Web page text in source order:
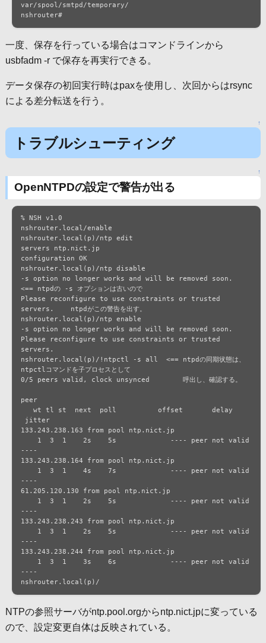
var/spool/smtpd/temporary/
nshrouter#
一度、保存を行っている場合はコマンドラインから
usbfadm -r で保存を再実行できる。
データ保存の初回実行時はpaxを使用し、次回からはrsync
による差分転送を行う。
↑
トラブルシューティング
↑
OpenNTPDの設定で警告が出る
% NSH v1.0
nshrouter.local/enable
nshrouter.local(p)/ntp edit
servers ntp.nict.jp
configuration OK
nshrouter.local(p)/ntp disable
-s option no longer works and will be removed soon.
<== ntpdの -s オプションは古いので
Please reconfigure to use constraints or trusted
servers.    ntpdがこの警告を出す。
nshrouter.local(p)/ntp enable
-s option no longer works and will be removed soon.
Please reconfigure to use constraints or trusted
servers.
nshrouter.local(p)/!ntpctl -s all  <== ntpdの同期状態は、
ntpctlコマンドを子プロセスとして
0/5 peers valid, clock unsynced        呼出し、確認する。
peer
   wt tl st  next  poll		 offset	      delay
jitter
133.243.238.163 from pool ntp.nict.jp
----
133.243.238.164 from pool ntp.nict.jp
----
61.205.120.130 from pool ntp.nict.jp
----
133.243.238.243 from pool ntp.nict.jp
----
133.243.238.244 from pool ntp.nict.jp
----
nshrouter.local(p)/
NTPの参照サーバがntp.pool.orgからntp.nict.jpに変っている
ので、設定変更自体は反映されている。